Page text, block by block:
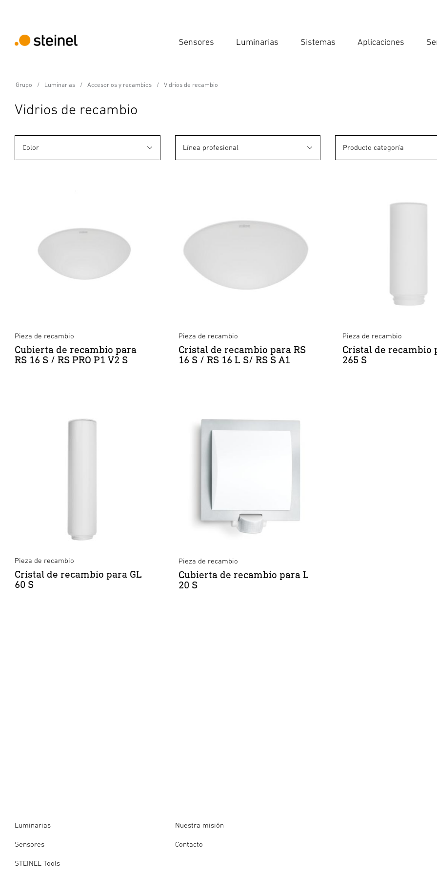
Sensores Luminarias Sistemas Aplicaciones
Grupo Luminarias Accesorios y recambios Vidrios de recambio
Vidrios de recambio
Color Línea profesional Producto categoría
Pieza de recambio
Cubierta de recambio para
RS 16 S / RS PRO P1 V2 S
Pieza de recambio
Cristal de recambio para RS
16 S / RS 16 L S/ RS S A1
Pieza de recambio
Cristal de recambio
265 S
Pieza de recambio
Cristal de recambio para GL
60 S
Pieza de recambio
Cubierta de recambio para L
20 S
Luminarias
Sensores
STEINEL Tools
Nuestra misión
Contacto